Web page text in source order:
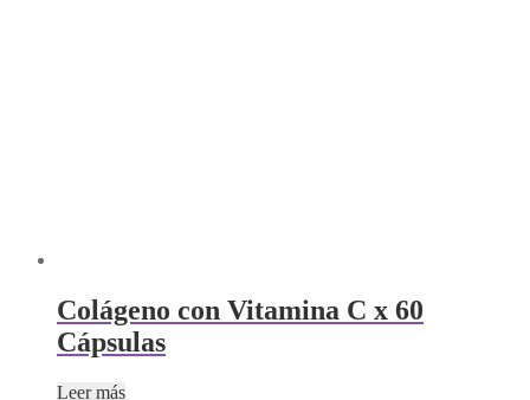
Colágeno con Vitamina C x 60
Cápsulas
Leer más